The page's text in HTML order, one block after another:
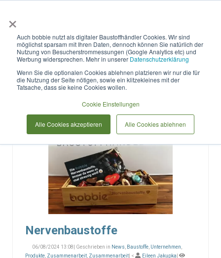
×
Auch bobbie nutzt als digitaler Baustoffhändler Cookies. Wir sind
möglichst sparsam mit Ihren Daten, dennoch können Sie natürlich der
Nutzung von Besucherstrommessungen (Google Analytics etc) und
Werbung widersprechen. Mehr in unserer Datenschutzerklärung
Wenn Sie die optionalen Cookies ablehnen platzieren wir nur die für
die Nutzung der Seite nötigen, sowie ein klitzekleines mit der
Tatsache, dass sie keine Cookies wollen.
Cookie Einstellungen
Alle Cookies akzeptieren Alle Cookies ablehnen
Produkte
Nervenbaustoffe
06/08/2024 13:08| Geschrieben in News Baustoffe Unternehmen
Produkte Zusammenarbeit Zusammenarbeit | < Eileen Jakupka